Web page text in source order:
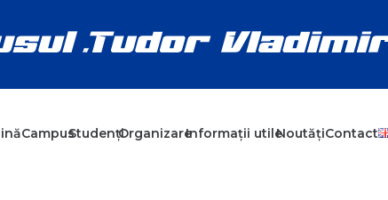
CampusStudențiOrganizareInformații utileNoutățiContact